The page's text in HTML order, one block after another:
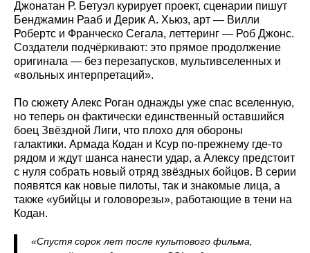
Джонатан Р. Бетуэл курирует проект, сценарии пишут
Бенджамин Рааб и Дерик А. Хьюз, арт — Вилли
Робертс и Франческо Сегала, леттеринг — Роб Джонс.
Создатели подчёркивают: это прямое продолжение
оригинала — без перезапусков, мультивселенных и
«вольных интерпретаций».
По сюжету Алекс Роган однажды уже спас вселенную,
но теперь он фактически единственный оставшийся
боец Звёздной Лиги, что плохо для обороны
галактики. Армада Кодан и Ксур по‑прежнему где-то
рядом и ждут шанса нанести удар, а Алексу предстоит
с нуля собрать новый отряд звёздных бойцов. В серии
появятся как новые пилоты, так и знакомые лица, а
также «убийцы и головорезы», работающие в тени на
Кодан.
«Спустя сорок лет после культового фильма,